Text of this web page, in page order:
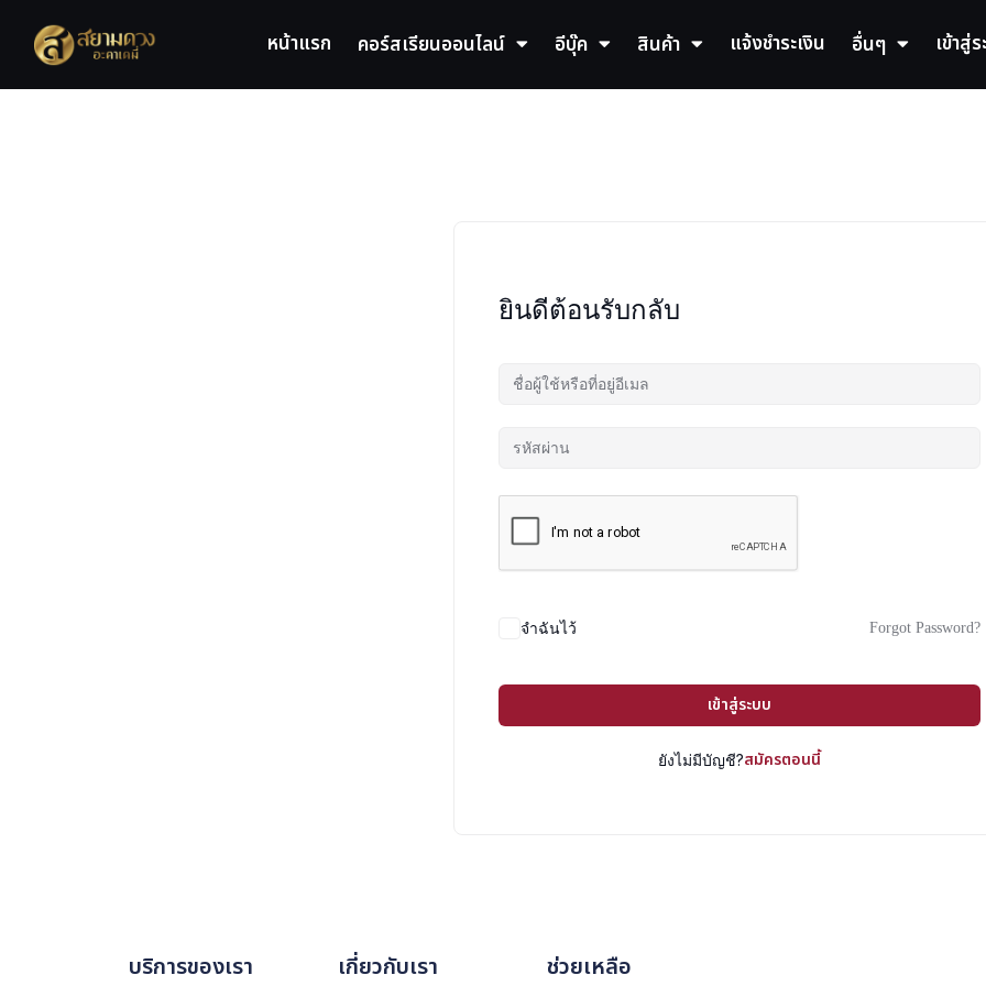
content
หน้าแรก คอร์สเรียนออนไลน์ อีบุ๊ค สินค้า แจ้งชำระเงิน อื่นๆ เข้าสู่
ยินดีต้อนรับกลับ
จำฉันไว้ Forgot Password?
เข้าสู่ระบบ
ยังไม่มีบัญชี?สมัครตอนนี้
บริการของเรา เกี่ยวกับเรา ช่วยเหลือ